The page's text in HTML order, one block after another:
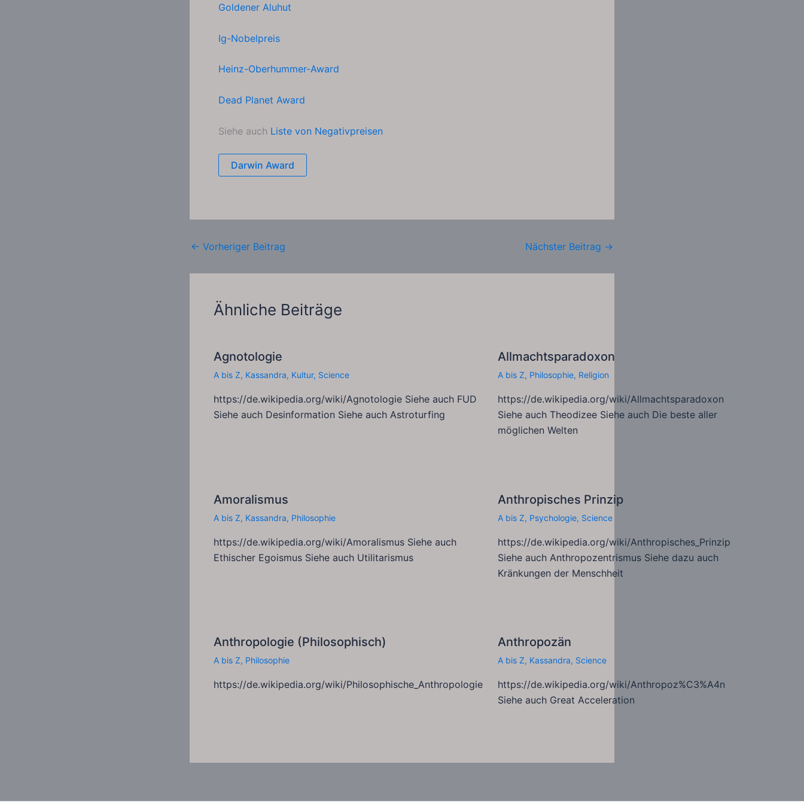
Goldener Aluhut
Ig-Nobelpreis
Heinz-Oberhummer-Award
Dead Planet Award
Siehe auch Liste von Negativpreisen
Darwin Award
← Vorheriger Beitrag Nächster Beitrag →
Ähnliche Beiträge
Agnotologie
A bis Z, Kassandra, Kultur, Science
https://de.wikipedia.org/wiki/Agnotologie Siehe auch FUD
Siehe auch Desinformation Siehe auch Astroturfing
Allmachtsparadoxon
A bis Z, Philosophie, Religion
https://de.wikipedia.org/wiki/Allmachtsparadoxon
Siehe auch Theodizee Siehe auch Die beste aller
möglichen Welten
Amoralismus
A bis Z, Kassandra, Philosophie
https://de.wikipedia.org/wiki/Amoralismus Siehe auch
Ethischer Egoismus Siehe auch Utilitarismus
Anthropisches Prinzip
A bis Z, Psychologie, Science
https://de.wikipedia.org/wiki/Anthropisches_Prinzip
Siehe auch Anthropozentrismus Siehe dazu auch
Kränkungen der Menschheit
Anthropologie (Philosophisch)
A bis Z, Philosophie
https://de.wikipedia.org/wiki/Philosophische_Anthropologie
Anthropozän
A bis Z, Kassandra, Science
https://de.wikipedia.org/wiki/Anthropoz%C3%A4n
Siehe auch Great Acceleration